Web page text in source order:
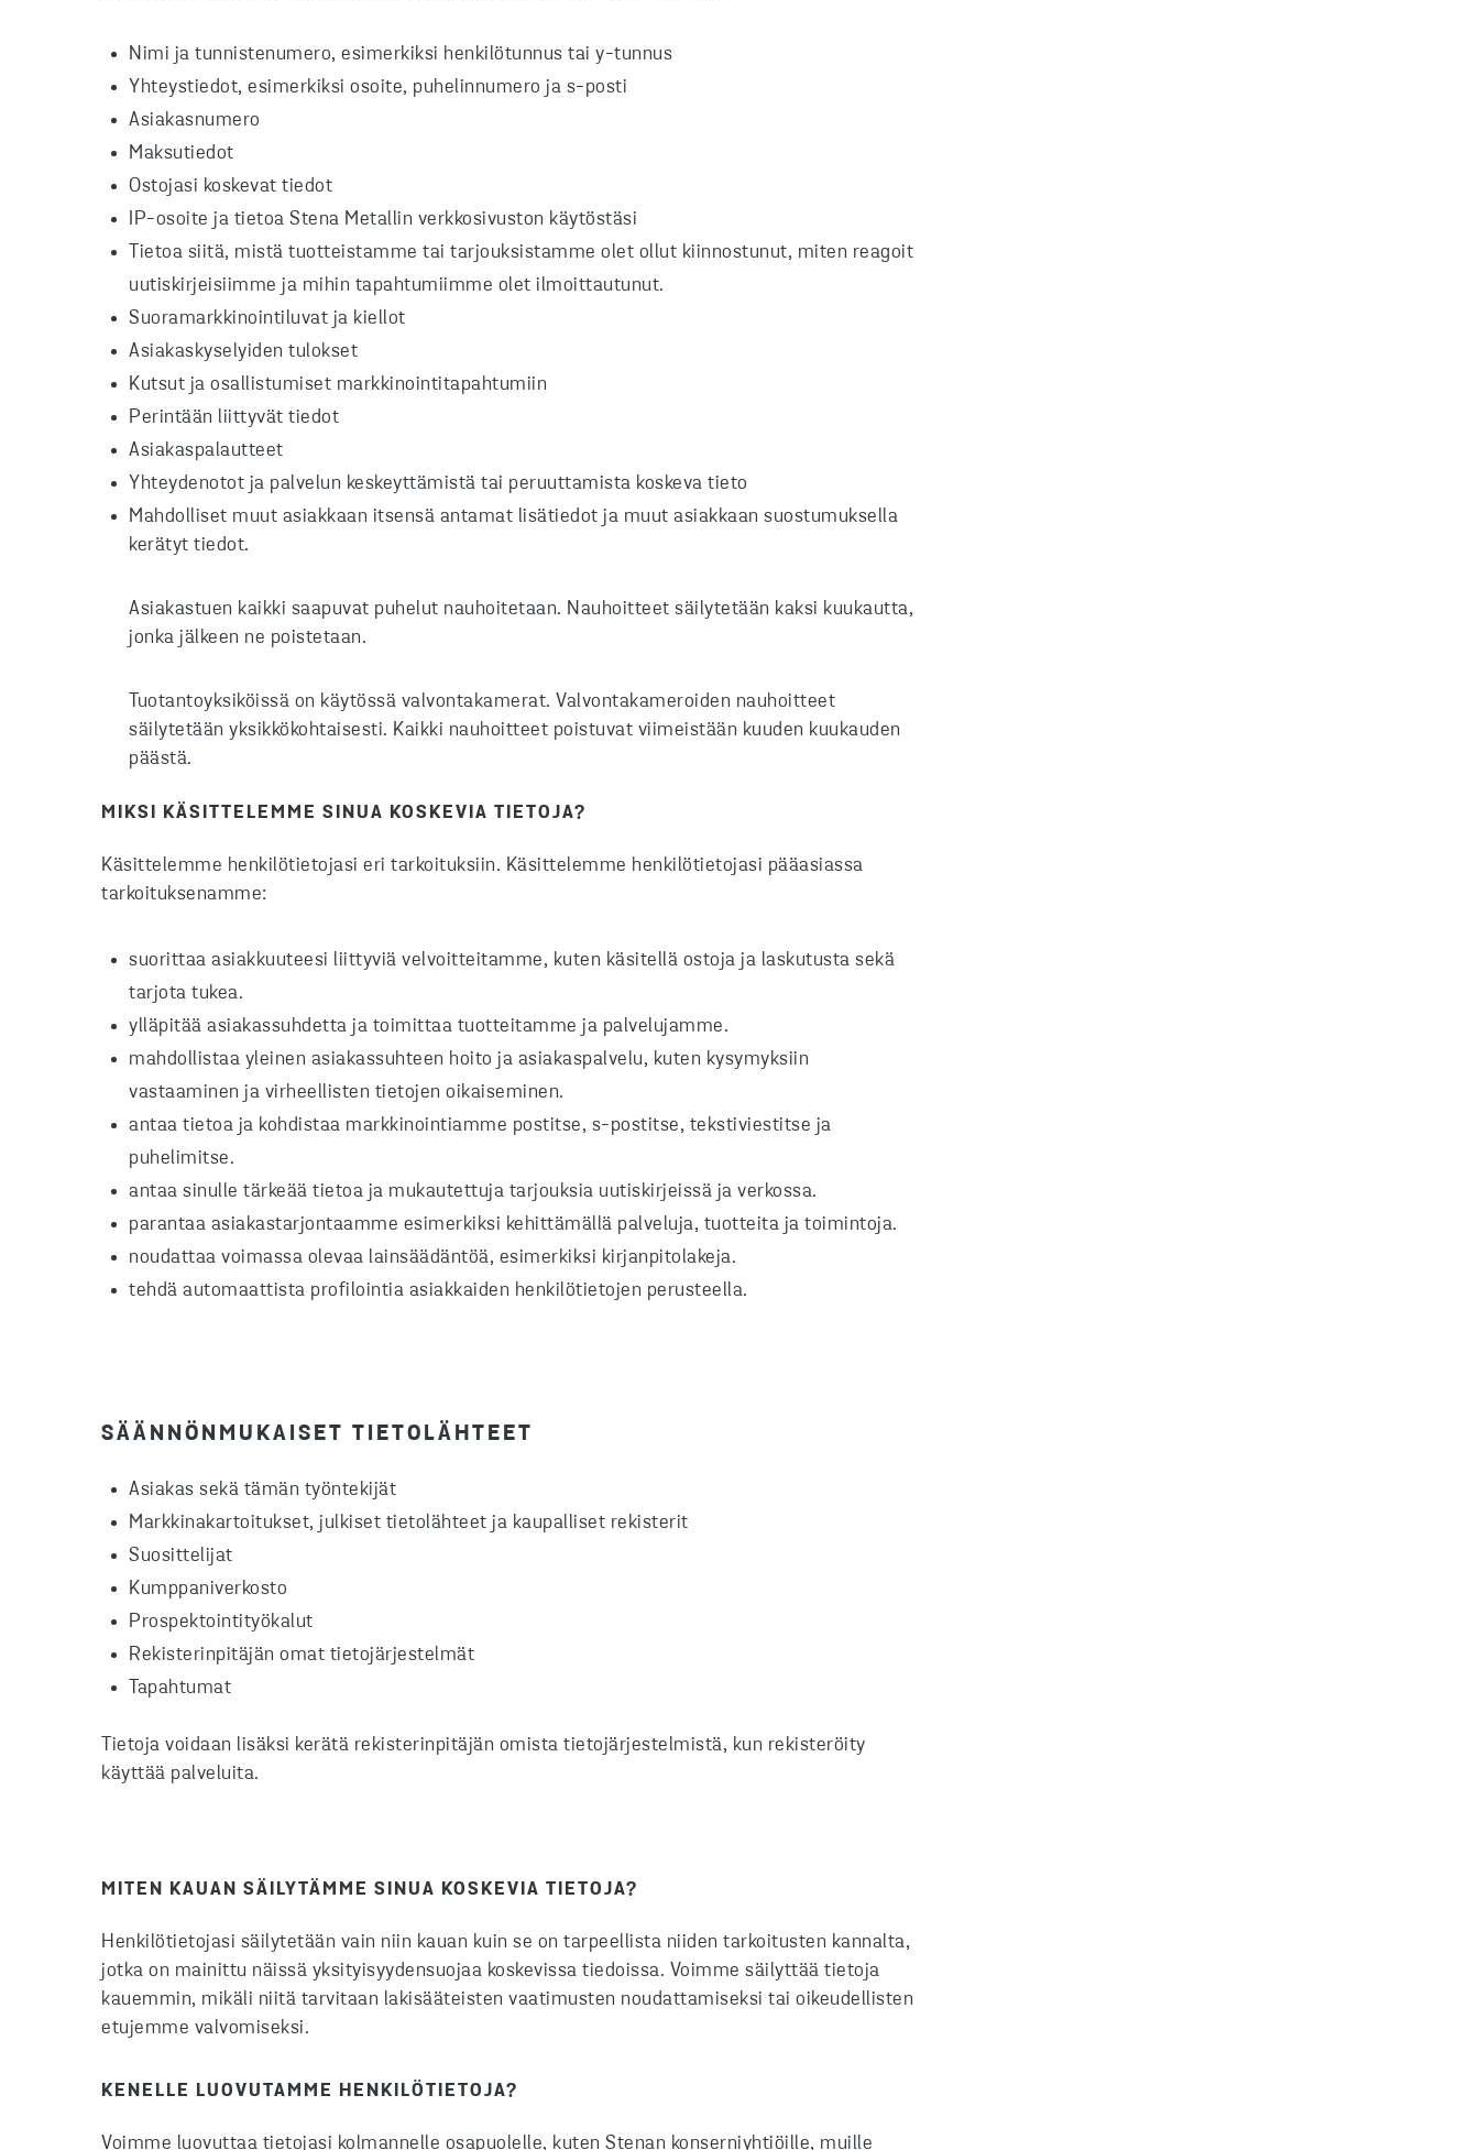
Nimi ja tunnistenumero, esimerkiksi henkilötunnus tai y-tunnus
Yhteystiedot, esimerkiksi osoite, puhelinnumero ja s-posti
Asiakasnumero
Maksutiedot
Ostojasi koskevat tiedot
IP-osoite ja tietoa Stena Metallin verkkosivuston käytöstäsi
Tietoa siitä, mistä tuotteistamme tai tarjouksistamme olet ollut kiinnostunut, miten reagoit
uutiskirjeisiimme ja mihin tapahtumiimme olet ilmoittautunut.
Suoramarkkinointiluvat ja kiellot
Asiakaskyselyiden tulokset
Kutsut ja osallistumiset markkinointitapahtumiin
Perintään liittyvät tiedot
Asiakaspalautteet
Yhteydenotot ja palvelun keskeyttämistä tai peruuttamista koskeva tieto
Mahdolliset muut asiakkaan itsensä antamat lisätiedot ja muut asiakkaan suostumuksella
kerätyt tiedot.
Asiakastuen kaikki saapuvat puhelut nauhoitetaan. Nauhoitteet säilytetään kaksi kuukautta,
jonka jälkeen ne poistetaan.
Tuotantoyksiköissä on käytössä valvontakamerat. Valvontakameroiden nauhoitteet
säilytetään yksikkökohtaisesti. Kaikki nauhoitteet poistuvat viimeistään kuuden kuukauden
päästä.
MIKSI KÄSITTELEMME SINUA KOSKEVIA TIETOJA?
Käsittelemme henkilötietojasi eri tarkoituksiin. Käsittelemme henkilötietojasi pääasiassa
tarkoituksenamme:
suorittaa asiakkuuteesi liittyviä velvoitteitamme, kuten käsitellä ostoja ja laskutusta sekä
tarjota tukea.
ylläpitää asiakassuhdetta ja toimittaa tuotteitamme ja palvelujamme.
mahdollistaa yleinen asiakassuhteen hoito ja asiakaspalvelu, kuten kysymyksiin
vastaaminen ja virheellisten tietojen oikaiseminen.
antaa tietoa ja kohdistaa markkinointiamme postitse, s-postitse, tekstiviestitse ja
puhelimitse.
antaa sinulle tärkeää tietoa ja mukautettuja tarjouksia uutiskirjeissä ja verkossa.
parantaa asiakastarjontaamme esimerkiksi kehittämällä palveluja, tuotteita ja toimintoja.
noudattaa voimassa olevaa lainsäädäntöä, esimerkiksi kirjanpitolakeja.
tehdä automaattista profilointia asiakkaiden henkilötietojen perusteella.
SÄÄNNÖNMUKAISET TIETOLÄHTEET
Asiakas sekä tämän työntekijät
Markkinakartoitukset, julkiset tietolähteet ja kaupalliset rekisterit
Suosittelijat
Kumppaniverkosto
Prospektointityökalut
Rekisterinpitäjän omat tietojärjestelmät
Tapahtumat
Tietoja voidaan lisäksi kerätä rekisterinpitäjän omista tietojärjestelmistä, kun rekisteröity
käyttää palveluita.
MITEN KAUAN SÄILYTÄMME SINUA KOSKEVIA TIETOJA?
Henkilötietojasi säilytetään vain niin kauan kuin se on tarpeellista niiden tarkoitusten kannalta,
jotka on mainittu näissä yksityisyydensuojaa koskevissa tiedoissa. Voimme säilyttää tietoja
kauemmin, mikäli niitä tarvitaan lakisääteisten vaatimusten noudattamiseksi tai oikeudellisten
etujemme valvomiseksi.
KENELLE LUOVUTAMME HENKILÖTIETOJA?
Voimme luovuttaa tietojasi kolmannelle osapuolelle, kuten Stenan konserniyhtiöille, muille